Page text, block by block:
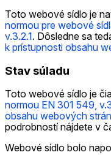
Toto webové sídlo je
normou pre webové
v.3.2.1. Dôsledne sa
k prístupnosti obsahu
Stav súladu
Toto webové sídlo je
normou EN 301 549,
obsahu webových
podrobností nájdete v
Webové sídlo bolo